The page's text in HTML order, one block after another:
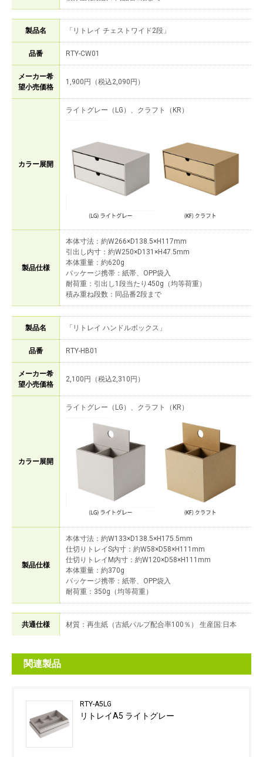
製品名 「リトレイ チェストワイド2段」
品番 RTY-CW01
メーカー希
望小売価格
1,900円（税込2,090円）
カラー展開
ライトグレー（LG）、クラフト（KR）
製品仕様
本体寸法：約W266×D138.5×H117mm
引出し内寸：約W250×D131×H47.5mm
本体重量：約620g
パッケージ携帯：紙帯、OPP袋入
耐荷重：引出し1段当たり450g（均等荷重）
積み重ね段数：同品番2段まで
製品名 「リトレイ ハンドルボックス」
品番 RTY-HB01
メーカー希
望小売価格
2,100円（税込2,310円）
カラー展開
ライトグレー（LG）、クラフト（KR）
製品仕様
本体寸法：約W133×D138.5×H175.5mm
仕切りトレイS内寸：約W58×D58×H111mm
仕切りトレイM内寸：約W120×D58×H111mm
本体重量：約370g
パッケージ携帯：紙帯、OPP袋入
耐荷重：350g（均等荷重）
共通仕様 材質：再生紙（古紙パルプ配合率100％） 生産国:日本
関連製品
RTY-A5LG
リトレイA5 ライトグレー